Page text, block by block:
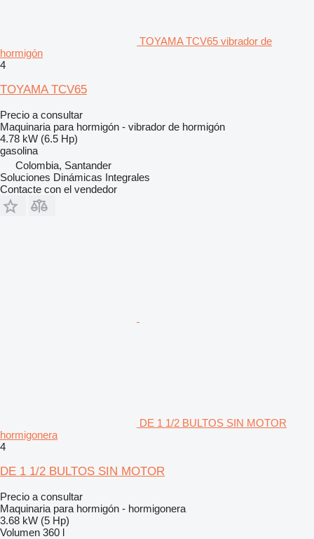
TOYAMA TCV65 vibrador de
hormigón
4
TOYAMA TCV65
Precio a consultar
Maquinaria para hormigón - vibrador de hormigón
4.78 kW (6.5 Hp)
gasolina
Colombia, Santander
Soluciones Dinámicas Integrales
Contacte con el vendedor
DE 1 1/2 BULTOS SIN MOTOR
hormigonera
4
DE 1 1/2 BULTOS SIN MOTOR
Precio a consultar
Maquinaria para hormigón - hormigonera
3.68 kW (5 Hp)
Volumen 360 l